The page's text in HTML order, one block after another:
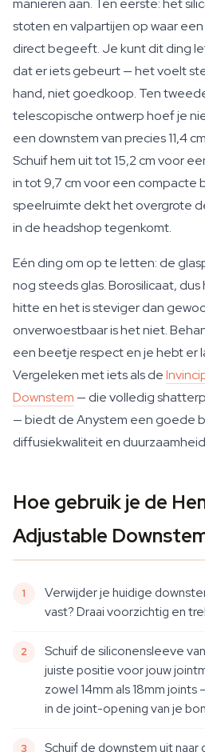
manieren aan. Ten eerste: het
stoten en valpartijen op waar
direct begeeft. Je kunt dit ding
dat er iets gebeurt — het voelt
hand, niet goedkoop. Ten
telescopische ontwerp hoef je
een downstem van precies 11,4
Schuif hem uit tot 15,2 cm voor
in tot 9,7 cm voor een compacte
speelruimte dekt het overgrote
in de headshop tegenkomt.
Eén ding om op te letten: de
nog steeds glas. Borosilicaat,
hitte en het is steviger dan
onverwoestbaar is het niet.
een beetje respect en je hebt er
Vergeleken met iets als de
Downstem — die volledig
— biedt de Anystem een goede
diffusiekwaliteit en
Hoe gebruik je de
Adjustable
Verwijder je huidige
vast? Draai voorzichtig en
Schuif de siliconensleeve
juiste positie voor jouw
zowel 14mm als 18mm
in de joint-opening van je
Schuif de downstem uit